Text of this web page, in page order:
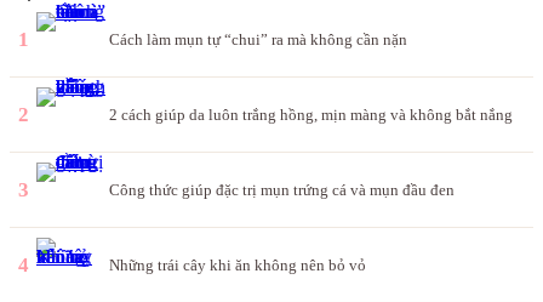
1 Cách làm mụn tự “chui” ra mà không cần nặn
2 2 cách giúp da luôn trắng hồng, mịn màng và không bắt nắng
3 Công thức giúp đặc trị mụn trứng cá và mụn đầu đen
4 Những trái cây khi ăn không nên bỏ vỏ